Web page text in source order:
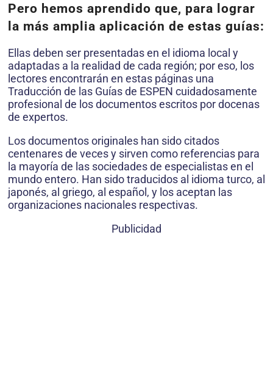
Pero hemos aprendido que, para lograr
la más amplia aplicación de estas guías:
Ellas deben ser presentadas en el idioma local y
adaptadas a la realidad de cada región; por eso, los
lectores encontrarán en estas páginas una
Traducción de las Guías de ESPEN cuidadosamente
profesional de los documen­tos escritos por docenas
de expertos.
Los documentos originales han sido citados
centenares de veces y sirven como referencias para
la mayoría de las sociedades de especialistas en el
mundo entero. Han sido traducidos al idioma turco, al
japonés, al griego, al español, y los aceptan las
organizaciones nacionales respectivas.
Publicidad